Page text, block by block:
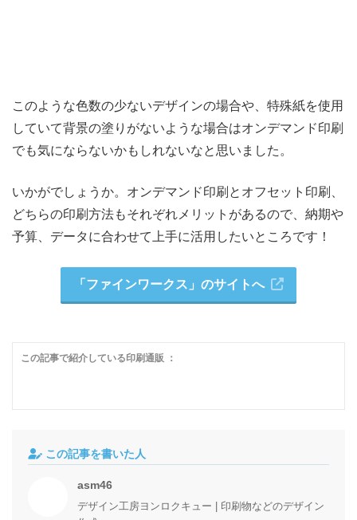
このような色数の少ないデザインの場合や、特殊紙を使用
していて背景の塗りがないような場合はオンデマンド印刷
でも気にならないかもしれないなと思いました。
いかがでしょうか。オンデマンド印刷とオフセット印刷、
どちらの印刷方法もそれぞれメリットがあるので、納期や
予算、データに合わせて上手に活用したいところです！
「ファインワークス」のサイトへ
この記事で紹介している印刷通販 ：
この記事を書いた人
asm46
デザイン工房ヨンロクキュー | 印刷物などのデザイン